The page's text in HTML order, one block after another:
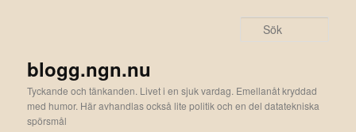
blogg.ngn.nu
Tyckande och tänkanden. Livet i en sjuk vardag. Emellanåt kryddad
med humor. Här avhandlas också lite politik och en del datatekniska
spörsmål